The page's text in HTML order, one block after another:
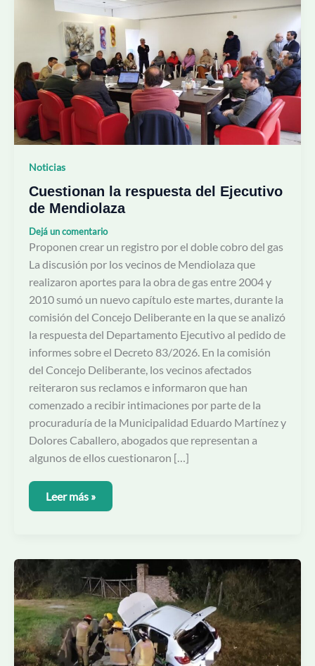
Noticias
Cuestionan la respuesta del Ejecutivo
de Mendiolaza
Dejá un comentario
Proponen crear un registro por el doble cobro del gas
La discusión por los vecinos de Mendiolaza que
realizaron aportes para la obra de gas entre 2004 y
2010 sumó un nuevo capítulo este martes, durante la
comisión del Concejo Deliberante en la que se analizó
la respuesta del Departamento Ejecutivo al pedido de
informes sobre el Decreto 83/2026. En la comisión
del Concejo Deliberante, los vecinos afectados
reiteraron sus reclamos e informaron que han
comenzado a recibir intimaciones por parte de la
procuraduría de la Municipalidad Eduardo Martínez y
Dolores Caballero, abogados que representan a
algunos de ellos cuestionaron […]
respuesta
Ejecutivo
de
Mendiolaza
Leer más »
Trabajaron
Bomberos
de
Mendiolaza
pero
no
fue
accidente